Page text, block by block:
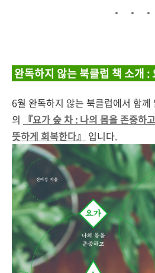
완독하지 않는 북클럽 책 소개 :
6월 완독하지 않는 북클럽에서 함께
의
『요가 숲 차 : 나의 몸을 존중하
뜻하게 회복한다』 입니다.